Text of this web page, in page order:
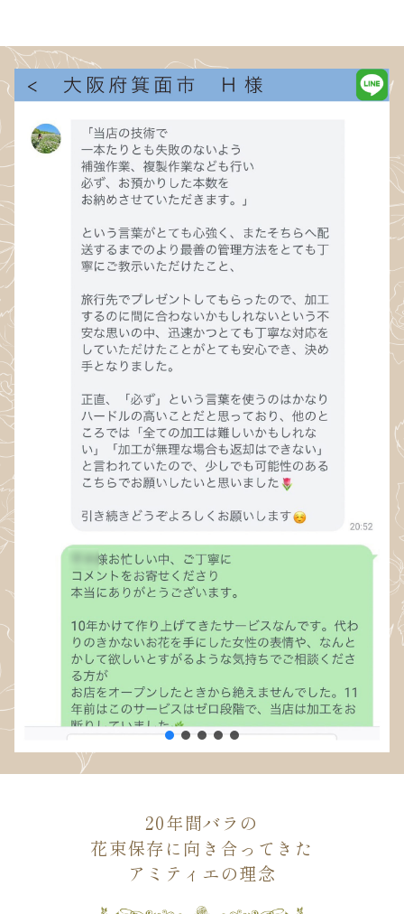
20年間バラの
花束保存に向き合ってきた
アミティエの理念